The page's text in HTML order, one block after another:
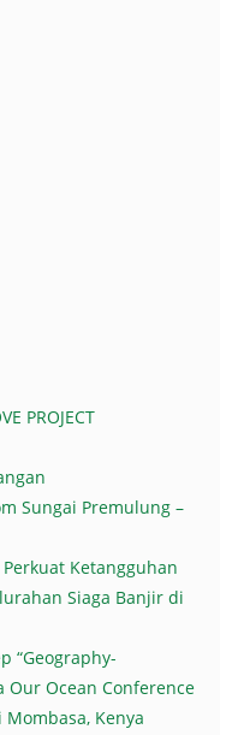
PROJECT
Sungai Premulung –
Perkuat Ketangguhan
Siaga Banjir di
“Geography-
Our Ocean Conference
Kenya